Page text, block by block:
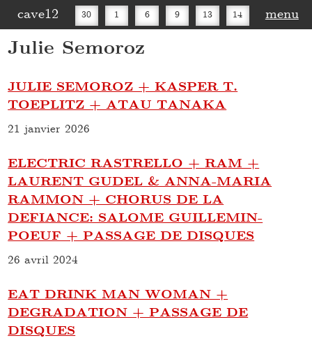
cave12 30 1 6 9 13 14 menu
Julie Semoroz
JULIE SEMOROZ + KASPER T.
TOEPLITZ + ATAU TANAKA
21 janvier 2026
ELECTRIC RASTRELLO + RAM +
LAURENT GUDEL & ANNA-MARIA
RAMMON + CHORUS DE LA
DEFIANCE: SALOME GUILLEMIN-
POEUF + PASSAGE DE DISQUES
26 avril 2024
EAT DRINK MAN WOMAN +
DEGRADATION + PASSAGE DE
DISQUES